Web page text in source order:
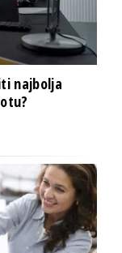
najbolja